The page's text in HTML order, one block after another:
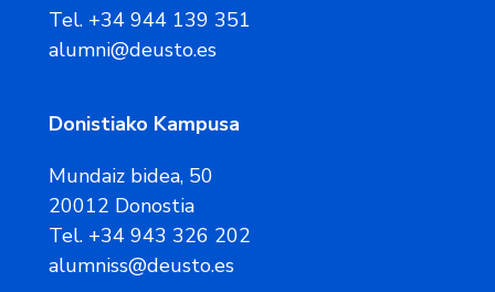
Tel. +34 944 139 351
alumni@deusto.es
Donistiako Kampusa
Mundaiz bidea, 50
20012 Donostia
Tel. +34 943 326 202
alumniss@deusto.es